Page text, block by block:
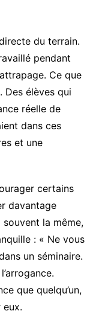
du terrain.
pendant
Ce que
Des élèves qui
réelle de
dans ces
et une
certains
davantage
souvent la même,
: « Ne vous
un séminaire.
que quelqu’un,